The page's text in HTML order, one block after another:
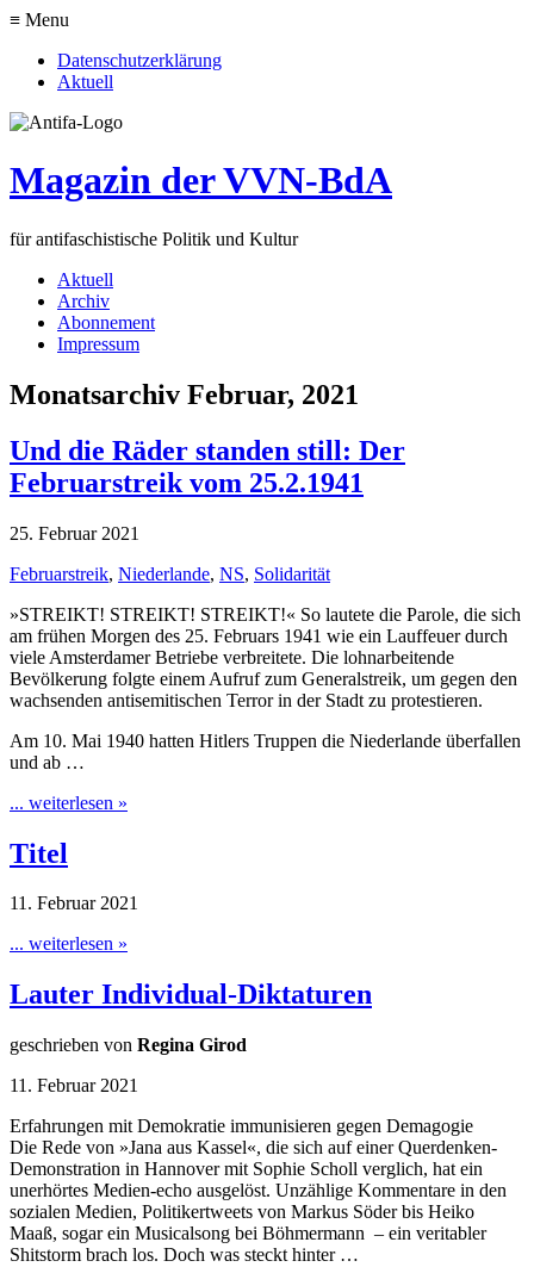
≡ Menu
Datenschutzerklärung
Aktuell
Magazin der VVN-BdA
für antifaschistische Politik und Kultur
Aktuell
Archiv
Abonnement
Impressum
Monatsarchiv Februar, 2021
Und die Räder standen still: Der
Februarstreik vom 25.2.1941
25. Februar 2021
Februarstreik, Niederlande, NS, Solidarität
»STREIKT! STREIKT! STREIKT!« So lautete die Parole, die sich
am frühen Morgen des 25. Februars 1941 wie ein Lauffeuer durch
viele Amsterdamer Betriebe verbreitete. Die lohnarbeitende
Bevölkerung folgte einem Aufruf zum Generalstreik, um gegen den
wachsenden antisemitischen Terror in der Stadt zu protestieren.
Am 10. Mai 1940 hatten Hitlers Truppen die Niederlande überfallen
und ab …
... weiterlesen »
Titel
11. Februar 2021
... weiterlesen »
Lauter Individual-Diktaturen
geschrieben von Regina Girod
11. Februar 2021
Erfahrungen mit Demokratie immunisieren gegen Demagogie
Die Rede von »Jana aus Kassel«, die sich auf einer Querdenken-
Demonstration in Hannover mit Sophie Scholl verglich, hat ein
unerhörtes Medien-echo ausgelöst. Unzählige Kommentare in den
sozialen Medien, Politikertweets von Markus Söder bis Heiko
Maaß, sogar ein Musicalsong bei Böhmermann – ein veritabler
Shitstorm brach los. Doch was steckt hinter …